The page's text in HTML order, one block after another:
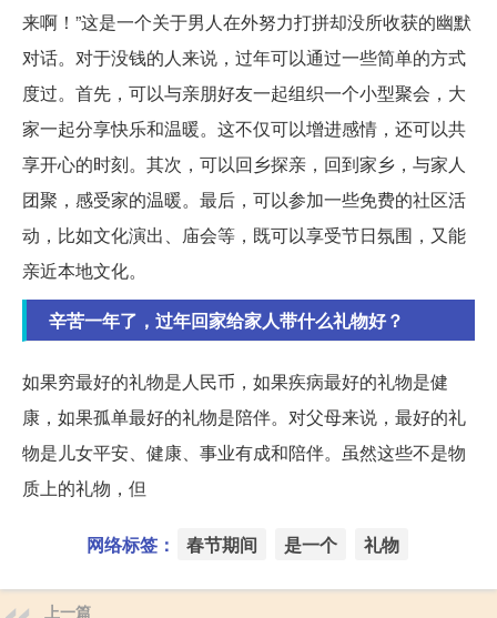
来啊！”这是一个关于男人在外努力打拼却没所收获的幽默
对话。对于没钱的人来说，过年可以通过一些简单的方式
度过。首先，可以与亲朋好友一起组织一个小型聚会，大
家一起分享快乐和温暖。这不仅可以增进感情，还可以共
享开心的时刻。其次，可以回乡探亲，回到家乡，与家人
团聚，感受家的温暖。最后，可以参加一些免费的社区活
动，比如文化演出、庙会等，既可以享受节日氛围，又能
亲近本地文化。
辛苦一年了，过年回家给家人带什么礼物好？
如果穷最好的礼物是人民币，如果疾病最好的礼物是健
康，如果孤单最好的礼物是陪伴。对父母来说，最好的礼
物是儿女平安、健康、事业有成和陪伴。虽然这些不是物
质上的礼物，但
网络标签： 春节期间 是一个 礼物
上一篇